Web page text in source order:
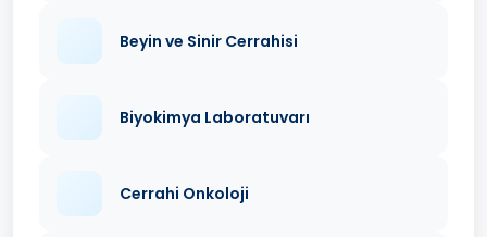
Beyin ve Sinir Cerrahisi
Biyokimya Laboratuvarı
Cerrahi Onkoloji